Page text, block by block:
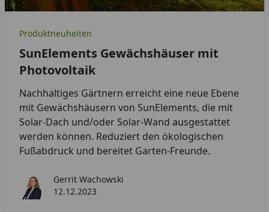
Produktneuheiten
SunElements Gewächshäuser mit
Photovoltaik
Nachhaltiges Gärtnern erreicht eine neue Ebene
mit Gewächshäusern von SunElements, die mit
Solar-Dach und/oder Solar-Wand ausgestattet
werden können. Reduziert den ökologischen
Fußabdruck und bereitet Garten-Freunde.
Gerrit Wachowski
12.12.2023